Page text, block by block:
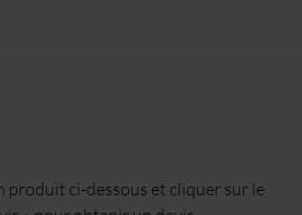
produit ci-dessous et cliquer sur le